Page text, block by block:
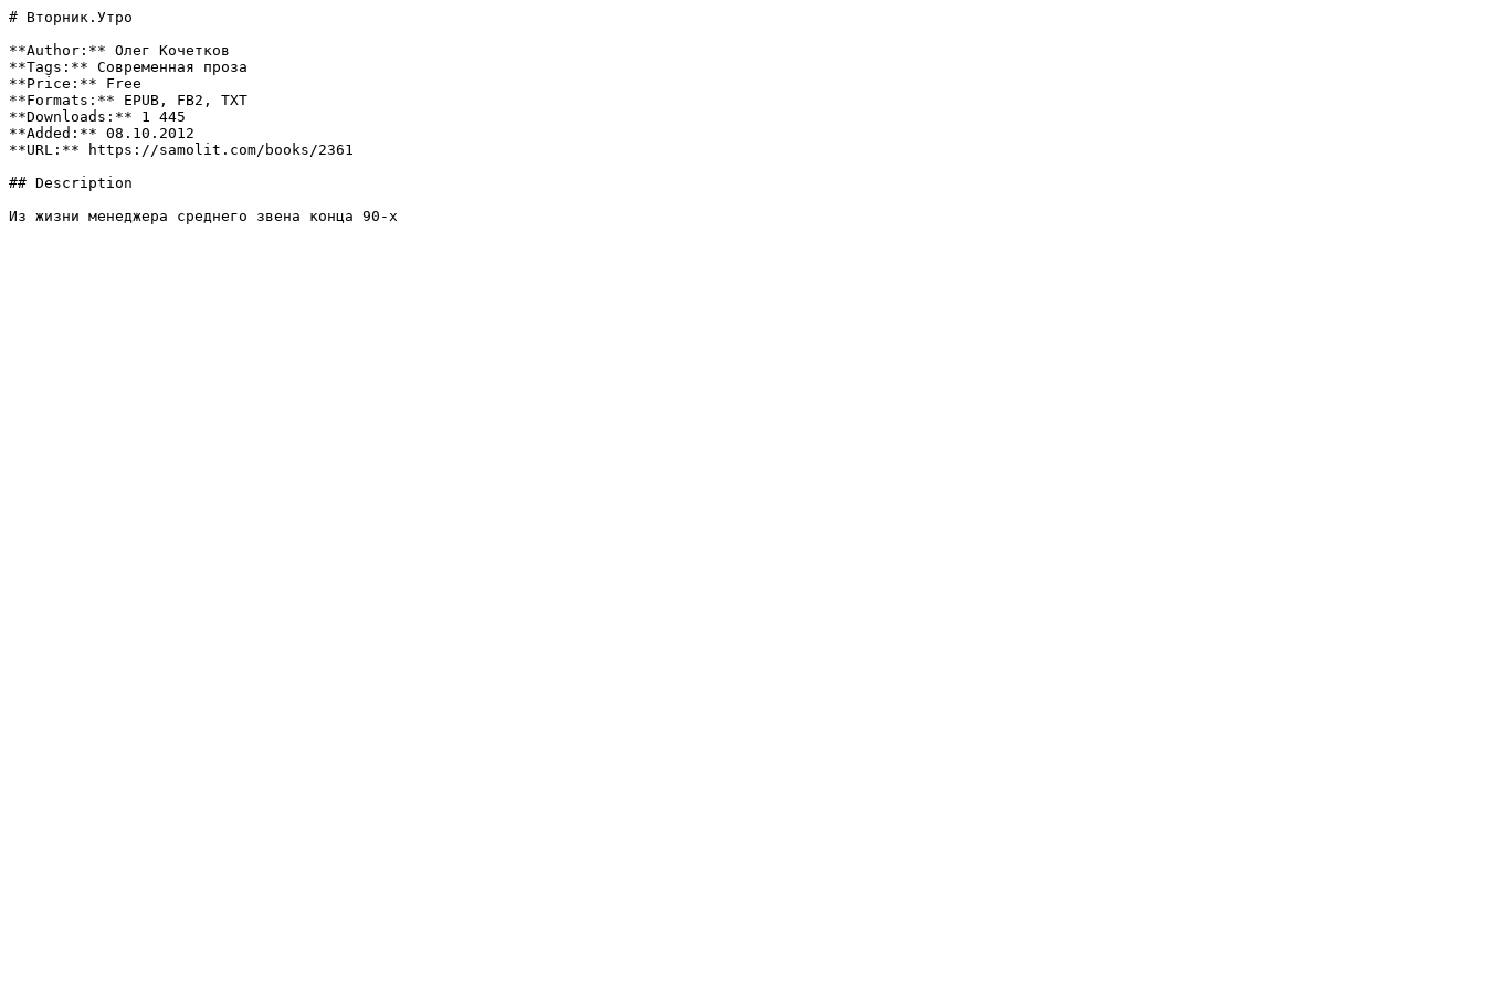
# Вторник.Утро
**Author:** Олег Кочетков
**Tags:** Современная проза
**Price:** Free
**Formats:** EPUB, FB2, TXT
**Downloads:** 1 445
**Added:** 08.10.2012
**URL:** https://samolit.com/books/2361
## Description
Из жизни менеджера среднего звена конца 90-х